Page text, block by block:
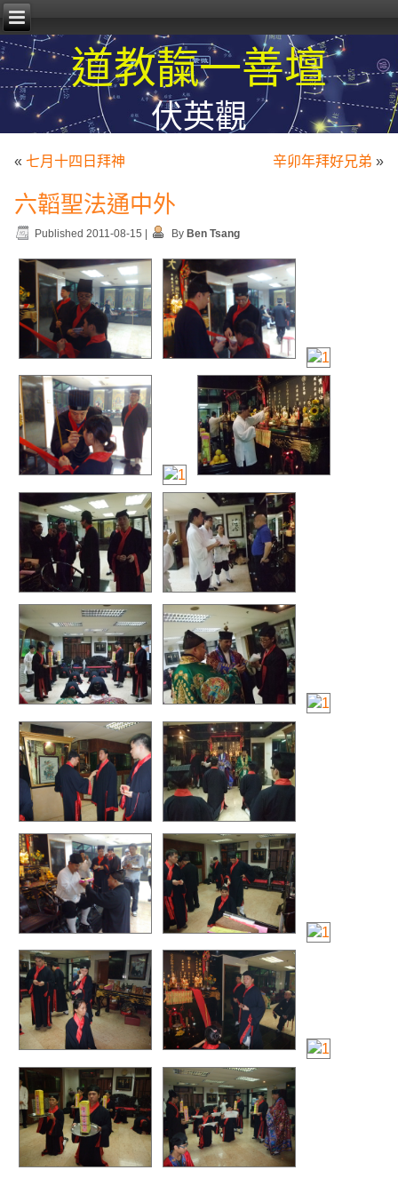
道教靝一善壇
伏英觀
«七月十四日拜神 辛卯年拜好兄弟 »
六韜聖法通中外
Published 2011-08-15 | By Ben Tsang